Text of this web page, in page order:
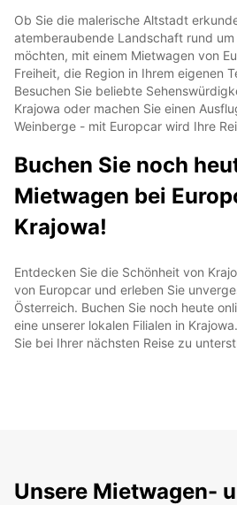
Ob Sie die malerische Altstadt
atemberaubende Landschaft rund
möchten, mit einem Mietwagen von
Freiheit, die Region in Ihrem eigenen
Besuchen Sie beliebte
Krajowa oder machen Sie einen
Weinberge - mit Europcar wird Ihre
Buchen Sie noch
Mietwagen bei
Krajowa!
Entdecken Sie die Schönheit von
von Europcar und erleben Sie
Österreich. Buchen Sie noch heute
eine unserer lokalen Filialen in
Sie bei Ihrer nächsten Reise zu
Unsere Mietwagen-